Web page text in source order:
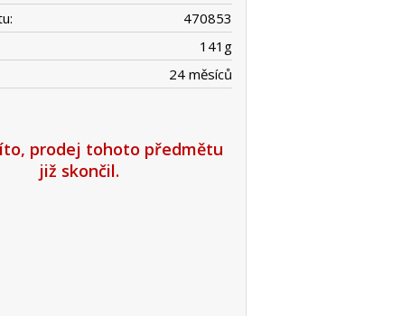
470853
141 g
24 měsíců
prodej tohoto předmětu
již skončil.